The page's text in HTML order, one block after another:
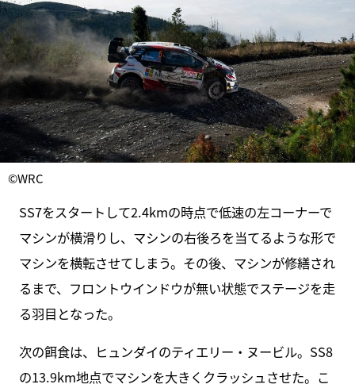
©WRC
SS7をスタートして2.4kmの時点で低速の左コーナーで
マシンが横滑りし、マシンの右後ろを当てるような形で
マシンを横転させてしまう。その後、マシンが修繕され
るまで、フロントウインドウが無い状態でステージを走
る羽目となった。
次の餌食は、ヒュンダイのティエリー・ヌービル。SS8
の13.9km地点でマシンを大きくクラッシュさせた。こ